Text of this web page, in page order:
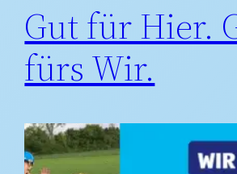
Gut für Hier.
fürs Wir.